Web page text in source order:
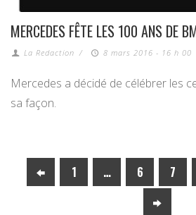
MERCEDES FÊTE LES 100 ANS DE
La Redaction / 8 mars 2016 - 16 h 00
Mercedes a décidé de célébrer les
sa façon.
1 … 6 7